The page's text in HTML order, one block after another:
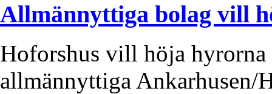
Allmännyttiga bolag vill
Hoforshus vill höja hyrorna
allmännyttiga Ankarhusen/